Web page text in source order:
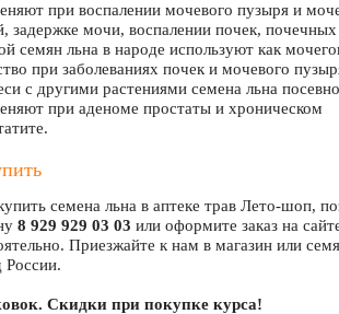
при воспалении мочевого пузыря и
задержке мочи, воспалении почек, почечных
семян льна в народе используют как
при заболеваниях почек и мочевого
с другими растениями семена льна
при аденоме простаты и хроническом
семена льна в аптеке трав Лето-шоп,
8 929 929 03 03 или оформите заказ на
Приезжайте к нам в магазин или
России.
Скидки при покупке курса!